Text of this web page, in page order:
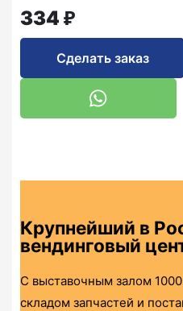
334 ₽
Сделать заказ
Крупнейший в
вендинговый
С выставочным залом
складом запчастей и